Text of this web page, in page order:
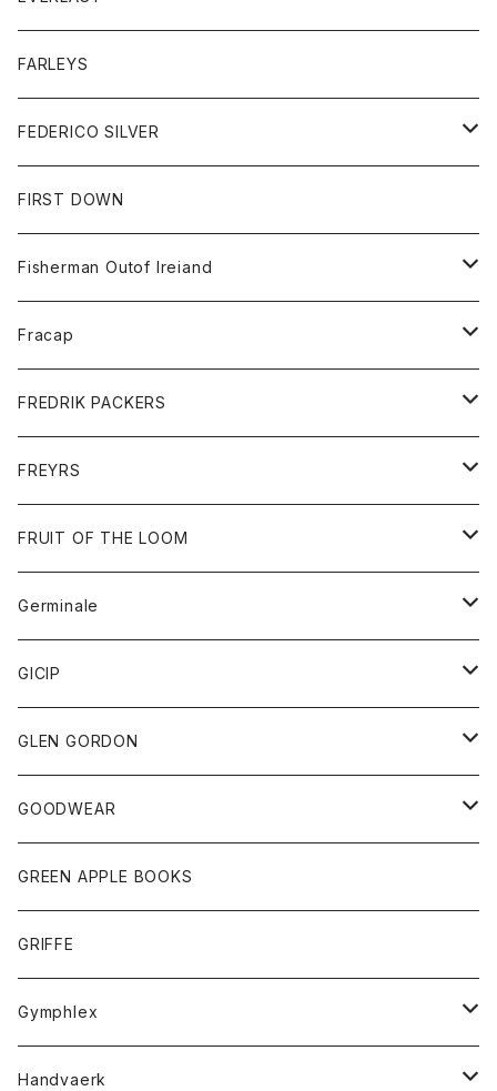
シャツ
セーター
ボトム
ショートパンツ
パンツ
レディース
コート
ジャケット
Tシャツ
ボトム
トップス
ジャケット
スエットシャツ
ボトム
スエットパンツ
グッズ
帽子
FARLEYS
FEDERICO SILVER
アクセサリー
FIRST DOWN
Fisherman Outof Ireiand
ニット
Fracap
グッズ
靴
FREDRIK PACKERS
アクセサリー
バッグ
FREYRS
サングラス
FRUIT OF THE LOOM
アウター
パーカー
グッズ
ネクタイ
チーフ
トップス
シャツ
タンクトップ
ボトム
ショートパンツ
スカート
レディース
スカート
Tシャツ
Germinale
靴
サンダル
GICIP
トップス
Tシャツ
GLEN GORDON
グッズ
手袋
GOODWEAR
トップス
Tシャツ
GREEN APPLE BOOKS
GRIFFE
Gymphlex
アウター
Handvaerk